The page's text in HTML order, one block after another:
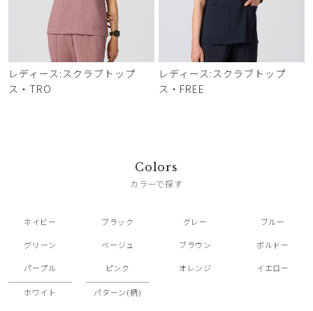
レディース:スクラブトップ
ス・TRO
レディース:スクラブトップ
ス・FREE
Colors
カラーで探す
ネイビー ブラック グレー ブルー
グリーン ベージュ ブラウン ボルドー
パープル ピンク オレンジ イエロー
ホワイト パターン(柄)